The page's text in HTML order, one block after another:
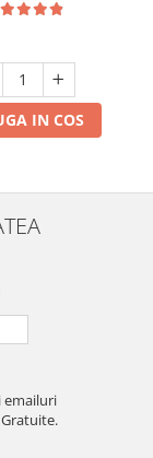
IN COS
emailuri